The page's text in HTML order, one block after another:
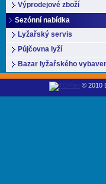
Výprodejové zboží
Sezónní nabídka
Lyžařský servis
Půjčovna lyží
Bazar lyžařského
© 2010